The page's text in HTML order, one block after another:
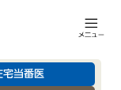
宅当番医